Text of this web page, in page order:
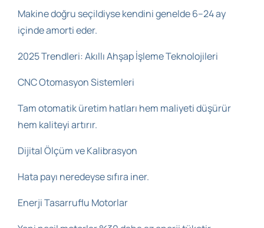
Makine doğru seçildiyse kendini genelde 6–24 ay
içinde amorti eder.
2025 Trendleri: Akıllı Ahşap İşleme Teknolojileri
CNC Otomasyon Sistemleri
Tam otomatik üretim hatları hem maliyeti düşürür
hem kaliteyi artırır.
Dijital Ölçüm ve Kalibrasyon
Hata payı neredeyse sıfıra iner.
Enerji Tasarruflu Motorlar